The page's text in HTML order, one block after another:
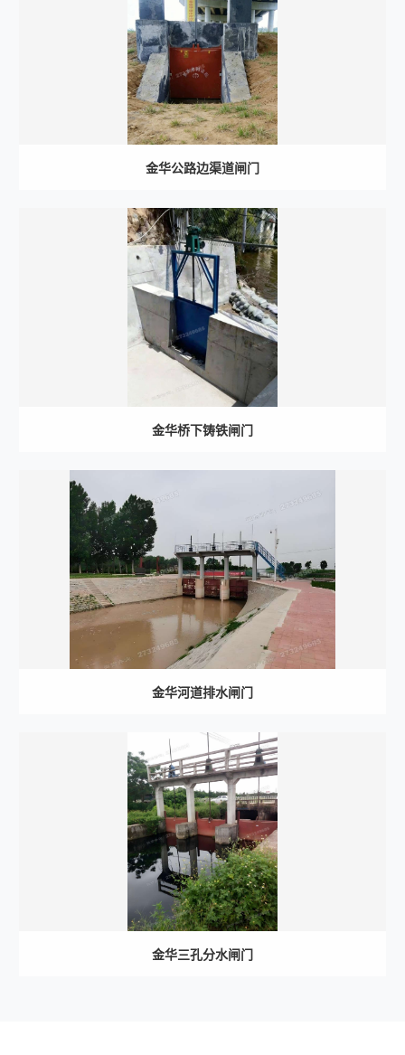
金华公路边渠道闸门
金华桥下铸铁闸门
金华河道排水闸门
金华三孔分水闸门